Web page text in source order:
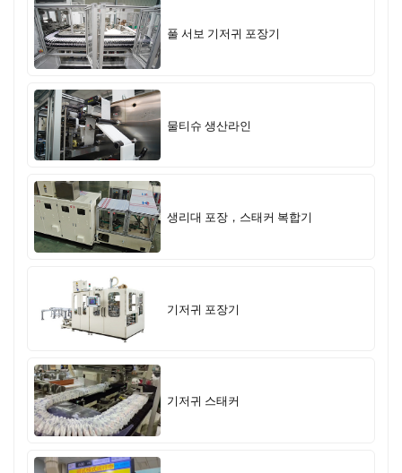
풀 서보 기저귀 포장기
물티슈 생산라인
생리대 포장，스태커 복합기
기저귀 포장기
기저귀 스태커